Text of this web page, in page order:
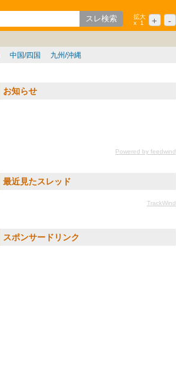
拡大
x
1 + -
中国/四国 九州/沖縄
お知らせ
Powered by feedwind
最近見たスレッド
TrackWind
スポンサードリンク